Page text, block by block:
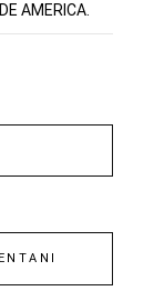
AMERICA.